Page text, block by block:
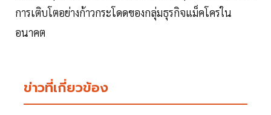
การเติบโตอย่างก้าวกระโดดของกลุ่มธุรกิจแม็คโครใน
อนาคต
ข่าวที่เกี่ยวข้อง